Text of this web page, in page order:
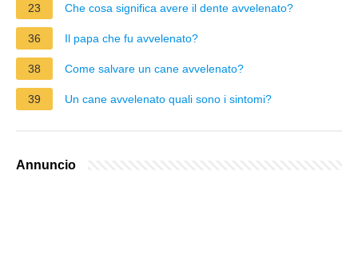
23 Che cosa significa avere il dente avvelenato?
36 Il papa che fu avvelenato?
38 Come salvare un cane avvelenato?
39 Un cane avvelenato quali sono i sintomi?
Annuncio